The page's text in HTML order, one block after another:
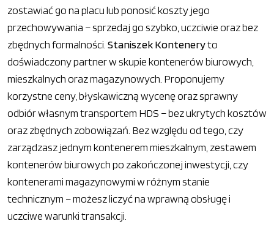
zostawiać go na placu lub ponosić koszty jego
przechowywania – sprzedaj go szybko, uczciwie oraz bez
zbędnych formalności. Staniszek Konteneryto
doświadczony partner w skupie kontenerów biurowych,
mieszkalnych oraz magazynowych. Proponujemy
korzystne ceny, błyskawiczną wycenę oraz sprawny
odbiór własnym transportem HDS – bez ukrytych kosztów
oraz zbędnych zobowiązań. Bez względu od tego, czy
zarządzasz jednym kontenerem mieszkalnym, zestawem
kontenerów biurowych po zakończonej inwestycji, czy
kontenerami magazynowymi w różnym stanie
technicznym – możesz liczyć na wprawną obsługę i
uczciwe warunki transakcji.